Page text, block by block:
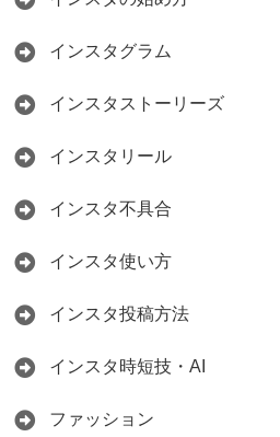
インスタグラム
インスタストーリーズ
インスタリール
インスタ不具合
インスタ使い方
インスタ投稿方法
インスタ時短技・AI
ファッション